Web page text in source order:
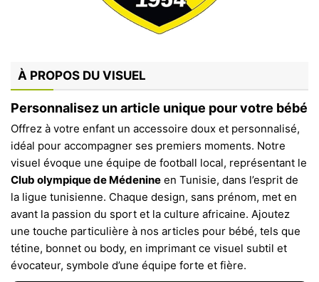
À PROPOS DU VISUEL
Personnalisez un article unique pour votre bébé
Offrez à votre enfant un accessoire doux et personnalisé,
idéal pour accompagner ses premiers moments. Notre
visuel évoque une équipe de football local, représentant le
Club olympique de Médenine en Tunisie, dans l’esprit de
la ligue tunisienne. Chaque design, sans prénom, met en
avant la passion du sport et la culture africaine. Ajoutez
une touche particulière à nos articles pour bébé, tels que
tétine, bonnet ou body, en imprimant ce visuel subtil et
évocateur, symbole d’une équipe forte et fière.